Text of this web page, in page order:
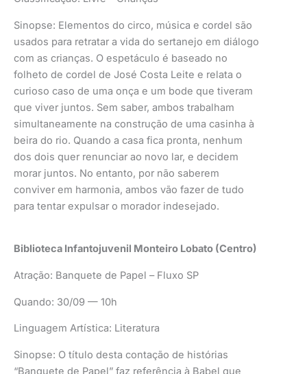
Sinopse: Elementos do circo, música e cordel são
usados para retratar a vida do sertanejo em diálogo
com as crianças. O espetáculo é baseado no
folheto de cordel de José Costa Leite e relata o
curioso caso de uma onça e um bode que tiveram
que viver juntos. Sem saber, ambos trabalham
simultaneamente na construção de uma casinha à
beira do rio. Quando a casa fica pronta, nenhum
dos dois quer renunciar ao novo lar, e decidem
morar juntos. No entanto, por não saberem
conviver em harmonia, ambos vão fazer de tudo
para tentar expulsar o morador indesejado.
Biblioteca Infantojuvenil Monteiro Lobato (Centro)
Atração: Banquete de Papel – Fluxo SP
Quando: 30/09 — 10h
Linguagem Artística: Literatura
Sinopse: O título desta contação de histórias
“Banquete de Papel” faz referência à Babel que